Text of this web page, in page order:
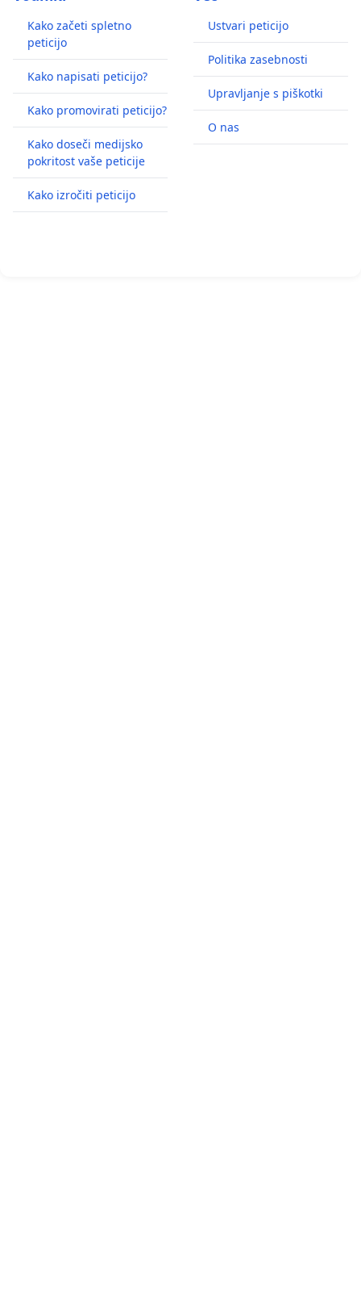
Kako začeti spletno
peticijo
Kako napisati peticijo?
Kako promovirati peticijo?
Kako doseči medijsko
pokritost vaše peticije
Kako izročiti peticijo
Ustvari peticijo
Politika zasebnosti
Upravljanje s piškotki
O nas